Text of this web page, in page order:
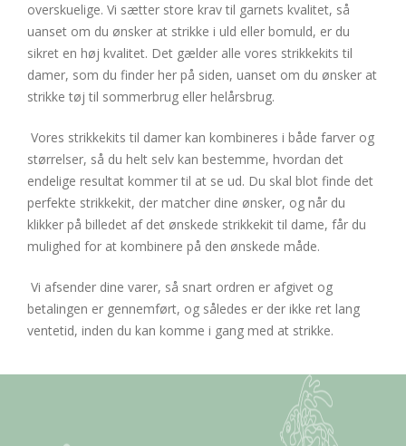
overskuelige. Vi sætter store krav til garnets kvalitet, så
uanset om du ønsker at strikke i uld eller bomuld, er du
sikret en høj kvalitet. Det gælder alle vores strikkekits til
damer, som du finder her på siden, uanset om du ønsker at
strikke tøj til sommerbrug eller helårsbrug.
Vores strikkekits til damer kan kombineres i både farver og
størrelser, så du helt selv kan bestemme, hvordan det
endelige resultat kommer til at se ud. Du skal blot finde det
perfekte strikkekit, der matcher dine ønsker, og når du
klikker på billedet af det ønskede strikkekit til dame, får du
mulighed for at kombinere på den ønskede måde.
Vi afsender dine varer, så snart ordren er afgivet og
betalingen er gennemført, og således er der ikke ret lang
ventetid, inden du kan komme i gang med at strikke.